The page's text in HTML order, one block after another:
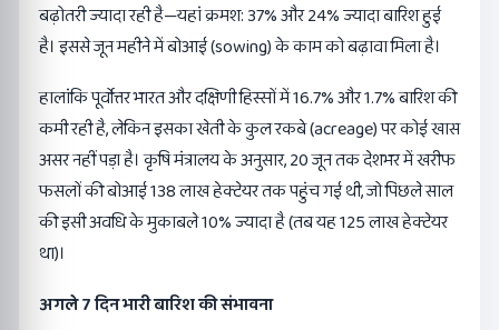
बढ़ोतरी ज्यादा रही है—यहां क्रमश: 37% और 24% ज्यादा बारिश हुई
है। इससे जून महीने में बोआई (sowing) के काम को बढ़ावा मिला है।
हालांकि पूर्वोत्तर भारत और दक्षिणी हिस्सों में 16.7% और 1.7% बारिश की
कमी रही है, लेकिन इसका खेती के कुल रकबे (acreage) पर कोई खास
असर नहीं पड़ा है। कृषि मंत्रालय के अनुसार, 20 जून तक देशभर में खरीफ
फसलों की बोआई 138 लाख हेक्टेयर तक पहुंच गई थी, जो पिछले साल
की इसी अवधि के मुकाबले 10% ज्यादा है (तब यह 125 लाख हेक्टेयर
था)।
अगले7दिन भारी बारिश की संभावना